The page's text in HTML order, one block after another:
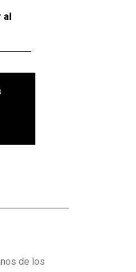
al
de los